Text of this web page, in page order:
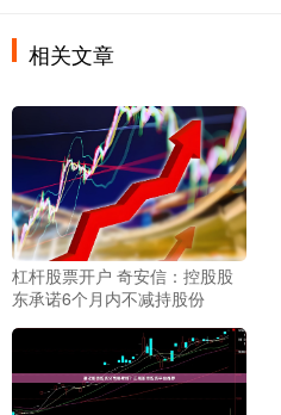
相关文章
杠杆股票开户 奇安信：控股股
东承诺6个月内不减持股份